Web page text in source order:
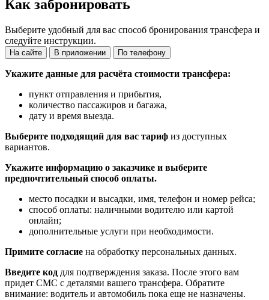
Как забронировать
Выберите удобный для вас способ бронирования трансфера и
следуйте инструкции.
На сайте В приложении По телефону
Укажите данные для расчёта стоимости трансфера:
пункт отправления и прибытия,
количество пассажиров и багажа,
дату и время выезда.
Выберите подходящий для вас тариф из доступных
вариантов.
Укажите информацию о заказчике и выберите
предпочтительный способ оплаты.
место посадки и высадки, имя, телефон и номер рейса;
способ оплаты: наличными водителю или картой
онлайн;
дополнительные услуги при необходимости.
Примите согласие на обработку персональных данных.
Введите код для подтверждения заказа. После этого вам
придет СМС с деталями вашего трансфера. Обратите
внимание: водитель и автомобиль пока еще не назначены.